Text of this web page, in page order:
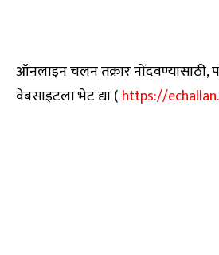
ऑनलाइन चलन तक्रार नोंदवण्यासाठी,
वेबसाइटला भेट द्या ( https://